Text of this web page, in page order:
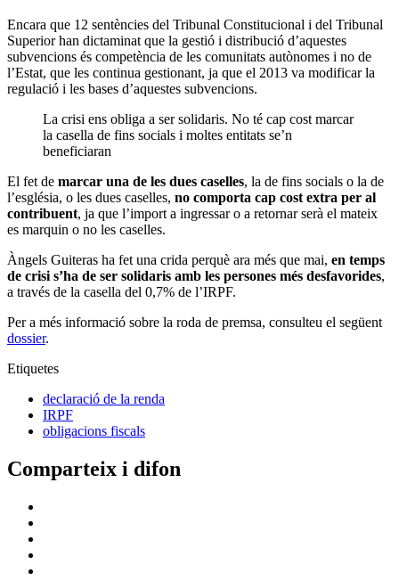
Encara que 12 sentències del Tribunal Constitucional i del Tribunal
Superior han dictaminat que la gestió i distribució d’aquestes
subvencions és competència de les comunitats autònomes i no de
l’Estat, que les continua gestionant, ja que el 2013 va modificar la
regulació i les bases d’aquestes subvencions.
La crisi ens obliga a ser solidaris. No té cap cost marcar
la casella de fins socials i moltes entitats se’n
beneficiaran
El fet de marcar una de les dues caselles, la de fins socials o la de
l’església, o les dues caselles, no comporta cap cost extra per al
contribuent, ja que l’import a ingressar o a retornar serà el mateix
es marquin o no les caselles.
Àngels Guiteras ha fet una crida perquè ara més que mai, en temps
de crisi s’ha de ser solidaris amb les persones més desfavorides,
a través de la casella del 0,7% de l’IRPF.
Per a més informació sobre la roda de premsa, consulteu el següent
dossier.
Etiquetes
declaració de la renda
IRPF
obligacions fiscals
Comparteix i difon